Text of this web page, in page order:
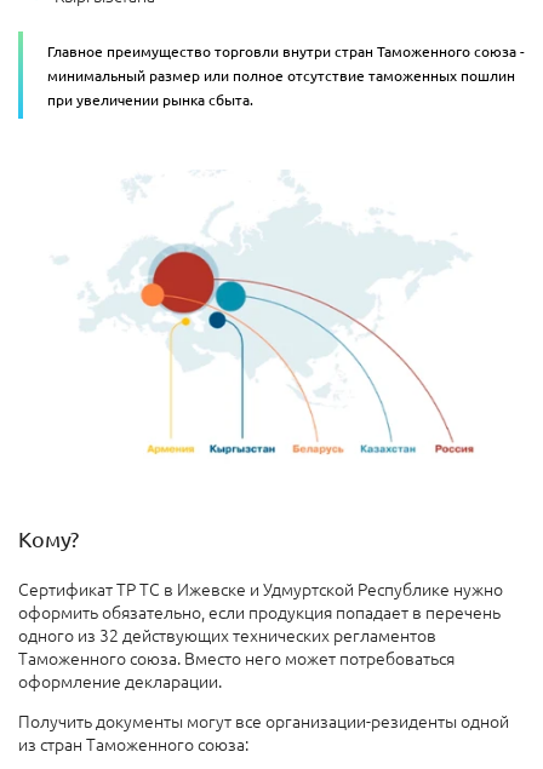
Главное преимущество торговли внутри стран Таможенного союза -
минимальный размер или полное отсутствие таможенных пошлин
при увеличении рынка сбыта.
Кому?
Сертификат ТР ТС в Ижевске и Удмуртской Республике нужно
оформить обязательно, если продукция попадает в перечень
одного из 32 действующих технических регламентов
Таможенного союза. Вместо него может потребоваться
оформление декларации.
Получить документы могут все организации-резиденты одной
из стран Таможенного союза: